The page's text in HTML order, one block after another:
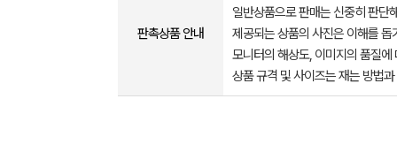
판촉상품 안내
일반상품으로 판매는 신중히 판단
제공되는 상품의 사진은 이해를
모니터의 해상도, 이미지의 품질
상품 규격 및 사이즈는 재는 방법